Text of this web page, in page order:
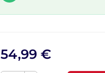
54,99 €